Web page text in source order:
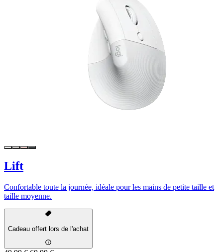
Lift
Confortable toute la journée, idéale pour les mains de petite taille et
taille moyenne.
Cadeau offert lors de l'achat